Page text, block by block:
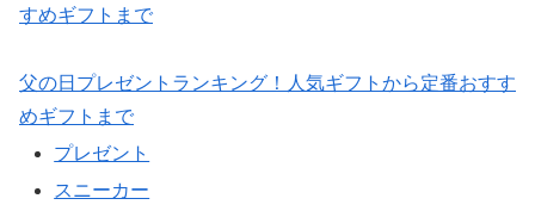
父の日プレゼントランキング！人気ギフトから定番おすす
めギフトまで
プレゼント
スニーカー